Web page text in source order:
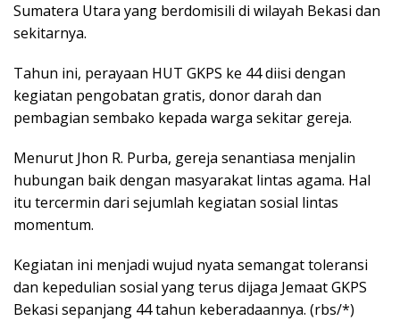
Sumatera Utara yang berdomisili di wilayah Bekasi dan
sekitarnya.
Tahun ini, perayaan HUT GKPS ke 44 diisi dengan
kegiatan pengobatan gratis, donor darah dan
pembagian sembako kepada warga sekitar gereja.
Menurut Jhon R. Purba, gereja senantiasa menjalin
hubungan baik dengan masyarakat lintas agama. Hal
itu tercermin dari sejumlah kegiatan sosial lintas
momentum.
Kegiatan ini menjadi wujud nyata semangat toleransi
dan kepedulian sosial yang terus dijaga Jemaat GKPS
Bekasi sepanjang 44 tahun keberadaannya. (rbs/*)